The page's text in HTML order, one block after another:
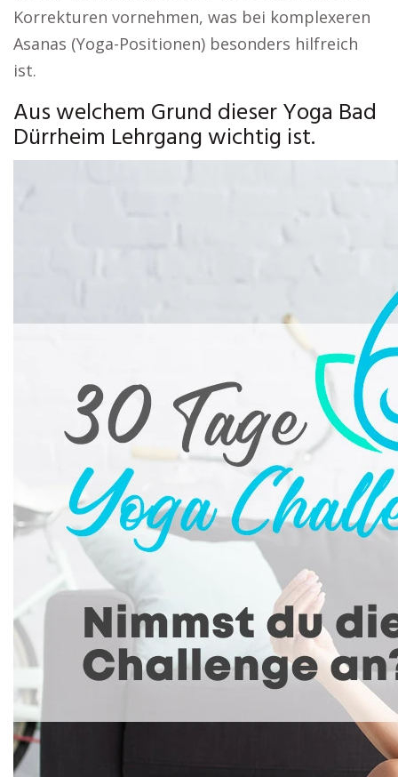
Korrekturen vornehmen, was bei komplexeren
Asanas (Yoga-Positionen) besonders hilfreich
ist.
Aus welchem Grund dieser Yoga Bad
Dürrheim Lehrgang wichtig ist.